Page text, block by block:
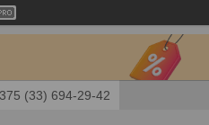
(33) 694-29-42